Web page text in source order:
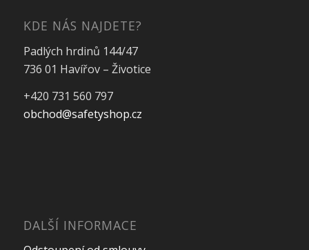
KDE NÁS NAJDETE?
Padlých hrdinů 144/47
736 01 Havířov – Životice
+420 731 560 797
obchod@safetyshop.cz
DALŠÍ INFORMACE